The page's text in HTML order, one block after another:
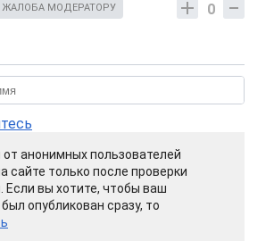
0
ЖАЛОБА МОДЕРАТОРУ
анонимных пользователей
сайте только после проверки
Если вы хотите, чтобы ваш
опубликован сразу, то